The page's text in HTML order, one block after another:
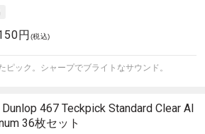
円 (税込)
ピック。シャープでブライトなサウンド。
467 Teckpick Standard Clear Al
36枚セット